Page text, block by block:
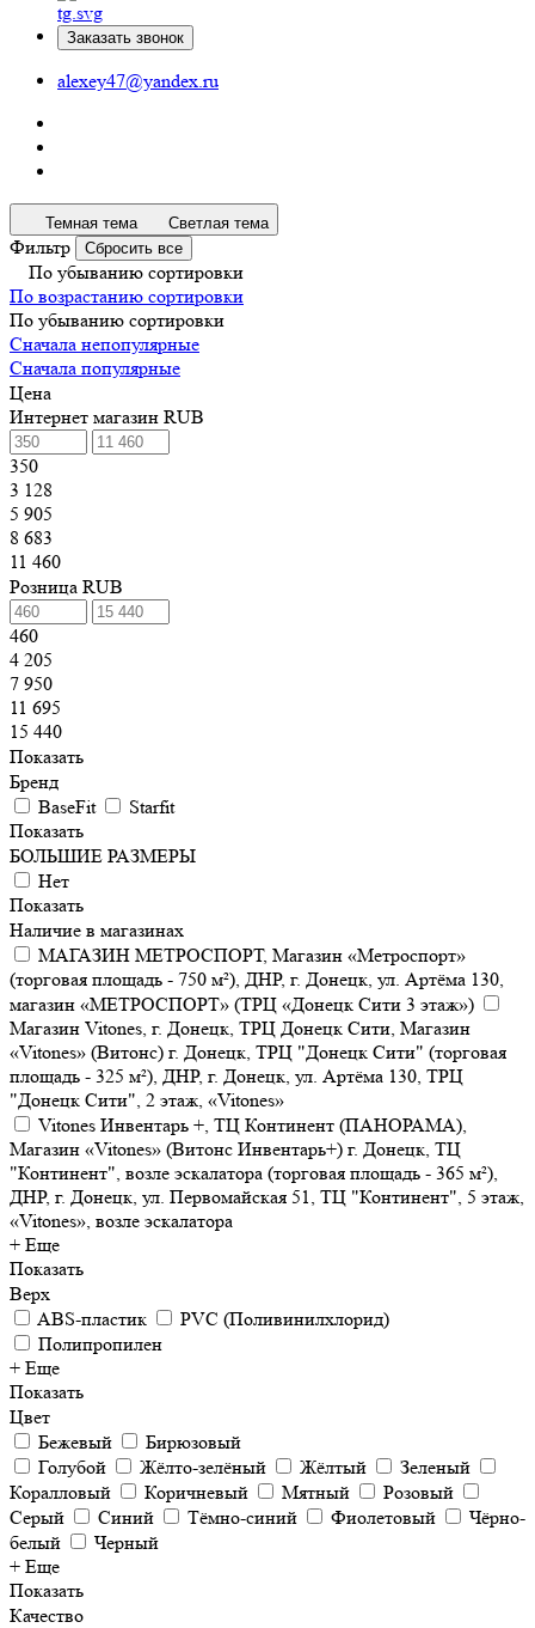
Заказать звонок
alexey47@yandex.ru
Темная тема Светлая тема
Фильтр Сбросить все
По убыванию сортировки
По возрастанию сортировки
По убыванию сортировки
Сначала непопулярные
Сначала популярные
Цена
Интернет магазин RUB
350
3 128
5 905
8 683
11 460
Розница RUB
460
4 205
7 950
11 695
15 440
Показать
Бренд
BaseFit
Starfit
Показать
БОЛЬШИЕ РАЗМЕРЫ
Нет
Показать
Наличие в магазинах
МАГАЗИН МЕТРОСПОРТ, Магазин «Метроспорт»
(торговая площадь - 750 м²), ДНР, г. Донецк, ул. Артёма 130,
магазин «МЕТРОСПОРТ» (ТРЦ «Донецк Сити 3 этаж»)
Магазин Vitones, г. Донецк, ТРЦ Донецк Сити, Магазин
«Vitones» (Витонс) г. Донецк, ТРЦ "Донецк Сити" (торговая
площадь - 325 м²), ДНР, г. Донецк, ул. Артёма 130, ТРЦ
"Донецк Сити", 2 этаж, «Vitones»
Vitones Инвентарь +, ТЦ Континент (ПАНОРАМА),
Магазин «Vitones» (Витонс Инвентарь+) г. Донецк, ТЦ
"Континент", возле эскалатора (торговая площадь - 365 м²),
ДНР, г. Донецк, ул. Первомайская 51, ТЦ "Континент", 5 этаж,
«Vitones», возле эскалатора
+ Еще
Показать
Верх
ABS-пластик
PVC (Поливинилхлорид)
Полипропилен
+ Еще
Показать
Цвет
Бежевый
Бирюзовый
Голубой
Жёлто-зелёный Жёлтый
Зеленый
Коралловый
Коричневый Мятный
Розовый
Серый
Синий Тёмно-синий Фиолетовый
Чёрно-
белый
Черный
+ Еще
Показать
Качество